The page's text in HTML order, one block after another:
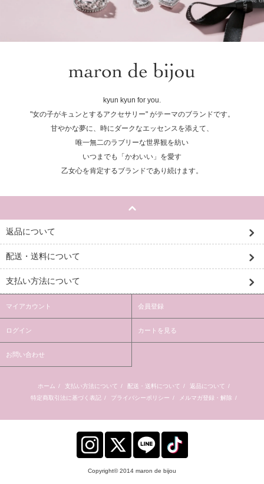
kyun kyun for you.
"女の子がキュンとするアクセサリー" がテーマのブランドです。
甘やかな夢に、時にダークなエッセンスを添えて、
唯一無二のラブリーな世界観を紡い
いつまでも「かわいい」を愛す
乙女心を肯定するブランドであり続けます。
返品について
配送・送料について
支払い方法について
マイアカウント 会員登録
ログイン カートを見る
お問い合わせ
ホーム / 支払い方法について / 配送・送料について / 返品について /
特定商取引法に基づく表記 / プライバシーポリシー / メルマガ登録・解除 /
Copyright© 2014 maron de bijou